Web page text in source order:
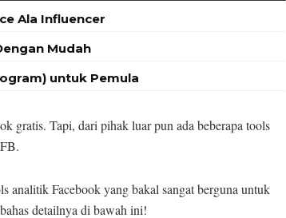
Ala Influencer
Mudah
untuk Pemula
gratis. Tapi, dari pihak luar pun ada beberapa tools
analitik Facebook yang bakal sangat berguna untuk
detailnya di bawah ini!